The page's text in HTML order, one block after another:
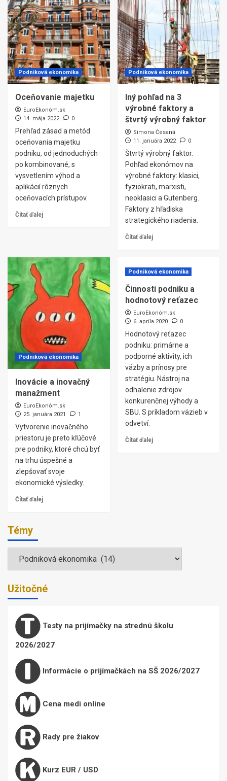
Podniková ekonomika
Oceňovanie majetku
EuroEkonóm.sk
14. mája 2022
0
Prehľad zásad a metód
oceňovania majetku
podniku, od jednoduchých
po kombinované, s
vysvetlením výhod a
aplikácií rôznych
oceňovacích prístupov.
Čítať ďalej
Podniková ekonomika
Iný pohľad na 3
výrobné faktory a
štvrtý výrobný faktor
Simona Česaná
11. januára 2022
0
Štvrtý výrobný faktor.
Pohľad ekonómov na
výrobné faktory: klasici,
fyziokrati, marxisti,
neoklasici a Gutenberg.
Faktory z hľadiska
strategického riadenia.
Čítať ďalej
Podniková ekonomika
Inovácie a inovačný
manažment
EuroEkonóm.sk
25. januára 2021
1
Vytvorenie inovačného
priestoru je preto kľúčové
pre podniky, ktoré chcú byť
na trhu úspešné a
zlepšovať svoje
ekonomické výsledky.
Čítať ďalej
Podniková ekonomika
Činnosti podniku a
hodnotový reťazec
EuroEkonóm.sk
6. apríla 2020
0
Hodnotový reťazec
podniku: primárne a
podporné aktivity, ich
väzby a prínosy pre
stratégiu. Nástroj na
odhalenie zdrojov
konkurenčnej výhody a
SBU. S príkladom väzieb v
odvetví.
Čítať ďalej
Témy
Témy
Užitočné
Testy na prijímačky na strednú školu
2026/2027
Informácie o prijímačkách na SŠ 2026/2027
Cena medi online
Rady pre žiakov
Kurz EUR / USD